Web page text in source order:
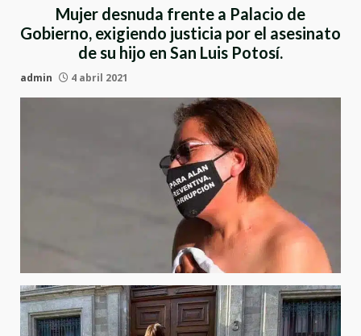
Mujer desnuda frente a Palacio de
Gobierno, exigiendo justicia por el asesinato
de su hijo en San Luis Potosí.
admin 4 abril 2021